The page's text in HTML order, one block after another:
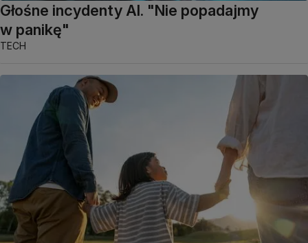
Głośne incydenty AI. "Nie popadajmy
w panikę"
TECH